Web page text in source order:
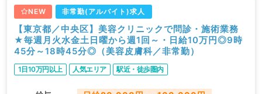
NEW 非常勤(アルバイト)求人
【東京都／中央区】美容クリニックで問診・施術業務
★毎週月火水金土日曜から週1回～・日給10万円◎9時
45分～18時45分◎（美容皮膚科／非常勤）
1日10万円以上 人気エリア 駅近・徒歩圏内